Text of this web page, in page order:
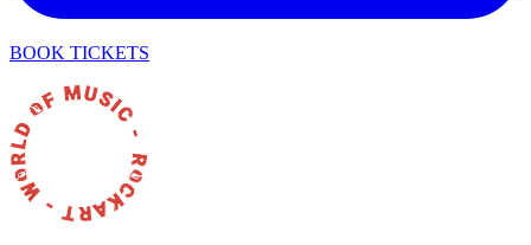
BOOK TICKETS